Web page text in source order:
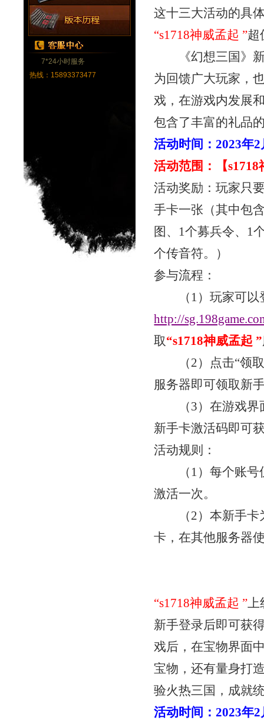
7*24小时服务
热线：15893373477
这十三大活动的具
“s1718神威孟起”超
《幻想三国》新
为回馈广大玩家，
戏，在游戏内发展
包含了丰富的礼品
活动时间：2023年
活动范围：【
活动奖励：玩家只
手卡一张（其中包
图、1个募兵令、1
个传音符。）
参与流程：
（ 1）玩家可以
http://
取“s1718神威孟起”
（2）点击“领
服务器即可领取新
（3）在游戏界
新手卡激活码即可
活动规则：
（ 1）每个账
激活一次。
（2）本新手卡
卡，在其他服务器
“s1718神威孟起”
新手登录后即可获
戏后，在宝物界面
宝物，还有量身打
验火热三国，成就
活动时间：2023年